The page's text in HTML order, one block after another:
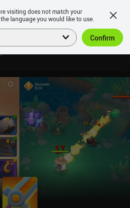
visiting does not match your
language you would like to use.
Confirm